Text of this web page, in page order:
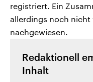
registriert. Ein
allerdings noch
nachgewiesen.
Redaktionell
Inhalt